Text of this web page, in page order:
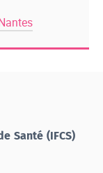
Santé (IFCS)